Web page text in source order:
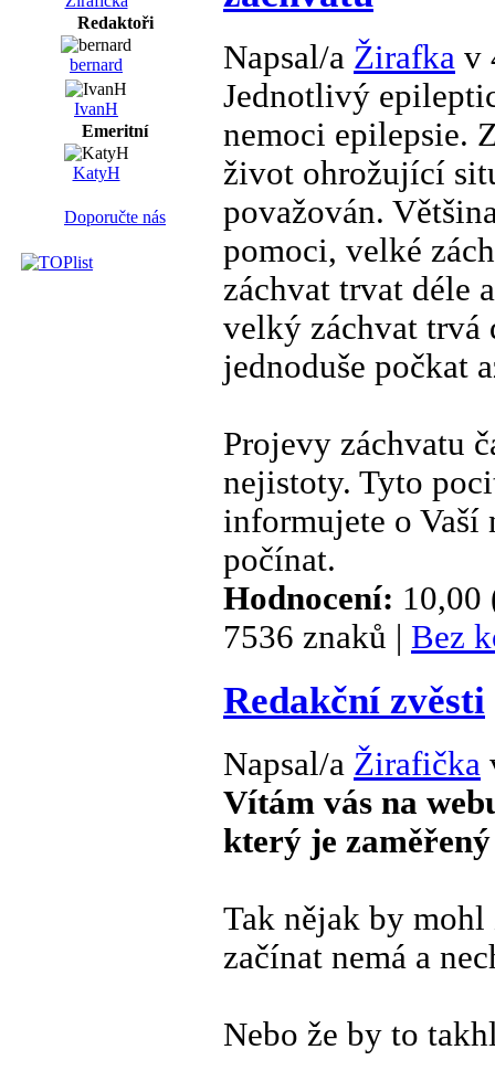
Redaktoři
bernard
IvanH
Emeritní
KatyH
Doporučte nás
Napsal/a Žirafka v
Jednotlivý
nemoci epilepsie.
život ohrožující
považován.
pomoci, velké
záchvat trvat déle
velký záchvat trvá
jednoduše počkat
Projevy záchvatu
nejistoty. Tyto
informujete o Vaší
počínat.
Hodnocení:
7536 znaků | Bez
Redakční zvěsti
Napsal/a Žirafička
Vítám vás na
který je
Tak nějak by
začínat nemá a
Nebo že by to